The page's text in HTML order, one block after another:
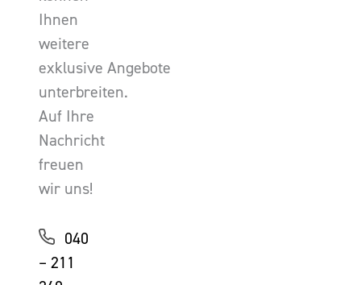
Ihnen
weitere
exklusive Angebote
unterbreiten.
Auf Ihre
Nachricht
freuen
wir uns!
040
– 211